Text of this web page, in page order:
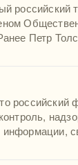
российский
Петр
российский